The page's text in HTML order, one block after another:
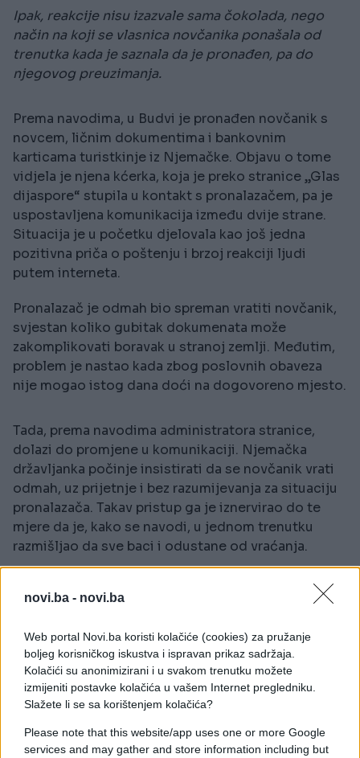
novi.ba - novi.ba
Web portal Novi.ba koristi kolačiće (cookies) za pružanje
boljeg korisničkog iskustva i ispravan prikaz sadržaja.
Kolačići su anonimizirani i u svakom trenutku možete
izmijeniti postavke kolačića u vašem Internet pregledniku.
Slažete li se sa korištenjem kolačića?
Please note that this website/app uses one or more Google
services and may gather and store information including but
Ipak, reakcije nisu izazvale sama čokolada, nego
način na koji se vlasnica novčanika ponašala od
trenutka kada je saznala da je pronađen, pa do
njegovog preuzimanja.
Prema navodima, u Budvi je pronađen novčanik s
novcem, ličnim dokumentima i bankovnim
karticama turistkinje iz Njemačke. Objavu o tome
vidjela je njena kćerka, koja je preko stranice „Glas
dijaspore“ stupila u kontakt s pronalazačem, pa je
uspostavljena komunikacija između dvije strane.
Situacija je u početku djelovala kao još jedna
pozitivna priča o poštenju i brzoj reakciji ljudi
putem interneta.
Pronalazač je odmah bio spreman vratiti novčanik,
svjestan koliko gubitak dokumenata može
zakomplikovati boravak u stranoj zemlji. Međutim,
problem je nastao kada zbog poslovnih obaveza
nije mogao istog dana doći na dogovoreno mjesto.
Tada, prema navodima administratora stranice,
dolazi do promjene u komunikaciji. Njemačka
državljanka počinje insistirati da se novčanik vrati
odmah, uz prijetnje i bez razumijevanja za situaciju
pronalazača. Takav pristup ga je iznervirao do te
mjere da je, kako se navodi, u jednom trenutku
razmišljao da sve baci i odustane od vraćanja.
Na kraju su ga ipak nagovorili da ostane dosljedan i
vrati novčanik. On je zbog toga napustio posao,
novac, dokumente i kartice.
Umjesto očekivanog barem simboličnog znaka
zahvalnosti ili pokrivanja troškova koje je imao,
dobio je čokoladu. Upravo to je pokrenulo lavinu
komentara.